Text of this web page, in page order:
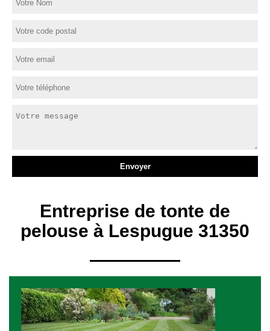
Entreprise de tonte de
pelouse à Lespugue 31350